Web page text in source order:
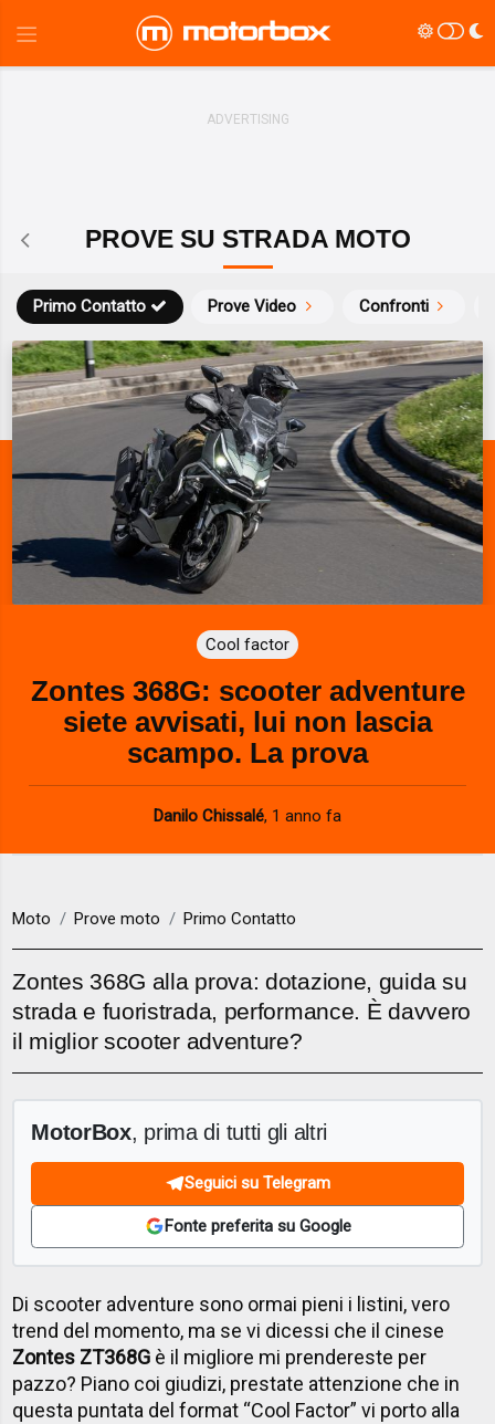
PROVE SU STRADA MOTO
Prove Video Confronti
Primo Contatto
Cool factor
Zontes 368G: scooter adventure
siete avvisati, lui non lascia
scampo. La prova
Danilo Chissalé, 1 anno fa
Moto Prove moto Primo Contatto
Zontes 368G alla prova: dotazione, guida su
strada e fuoristrada, performance. È davvero
il miglior scooter adventure?
MotorBox, prima di tutti gli altri
Seguici su Telegram
Fonte preferita su Google
Di scooter adventure sono ormai pieni i listini, vero
trend del momento, ma se vi dicessi che il cinese
Zontes ZT368G è il migliore mi prendereste per
pazzo? Piano coi giudizi, prestate attenzione che in
questa puntata del format “Cool Factor” vi porto alla